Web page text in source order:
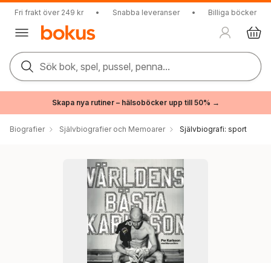
Fri frakt över 249 kr • Snabba leveranser • Billiga böcker
Sök bok, spel, pussel, penna...
Skapa nya rutiner – hälsoböcker upp till 50% →
Biografier Självbiografier och Memoarer Självbiografi: sport